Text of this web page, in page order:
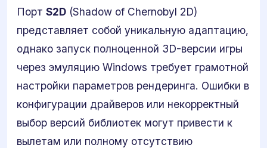
Порт S2D (Shadow of Chernobyl 2D)
представляет собой уникальную адаптацию,
однако запуск полноценной 3D-версии игры
через эмуляцию Windows требует грамотной
настройки параметров рендеринга. Ошибки в
конфигурации драйверов или некорректный
выбор версий библиотек могут привести к
вылетам или полному отсутствию